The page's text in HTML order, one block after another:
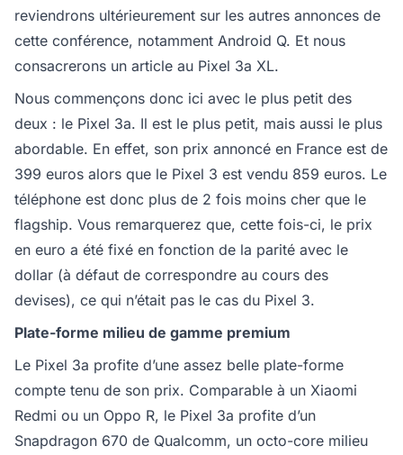
reviendrons ultérieurement sur les autres annonces de
cette conférence, notamment Android Q. Et nous
consacrerons un article au Pixel 3a XL.
Nous commençons donc ici avec le plus petit des
deux : le Pixel 3a. Il est le plus petit, mais aussi le plus
abordable. En effet, son prix annoncé en France est de
399 euros alors que le Pixel 3 est vendu 859 euros. Le
téléphone est donc plus de 2 fois moins cher que le
flagship. Vous remarquerez que, cette fois-ci, le prix
en euro a été fixé en fonction de la parité avec le
dollar (à défaut de correspondre au cours des
devises), ce qui n’était pas le cas du Pixel 3.
Plate-forme milieu de gamme premium
Le Pixel 3a profite d’une assez belle plate-forme
compte tenu de son prix. Comparable à un Xiaomi
Redmi ou un Oppo R, le Pixel 3a profite d’un
Snapdragon 670 de Qualcomm, un octo-core milieu